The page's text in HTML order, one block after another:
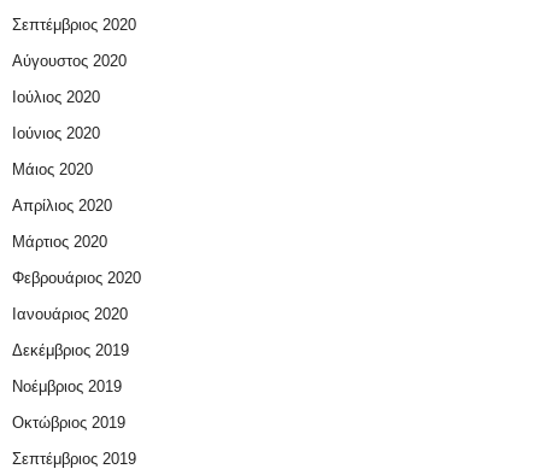
Σεπτέμβριος 2020
Αύγουστος 2020
Ιούλιος 2020
Ιούνιος 2020
Μάιος 2020
Απρίλιος 2020
Μάρτιος 2020
Φεβρουάριος 2020
Ιανουάριος 2020
Δεκέμβριος 2019
Νοέμβριος 2019
Οκτώβριος 2019
Σεπτέμβριος 2019